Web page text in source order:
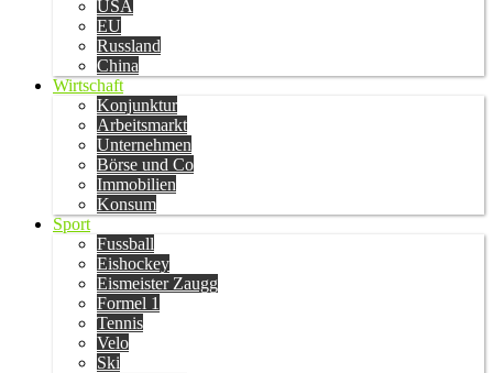
USA
EU
Russland
China
Wirtschaft
Konjunktur
Arbeitsmarkt
Unternehmen
Börse und Co
Immobilien
Konsum
Sport
Fussball
Eishockey
Eismeister Zaugg
Formel 1
Tennis
Velo
Ski